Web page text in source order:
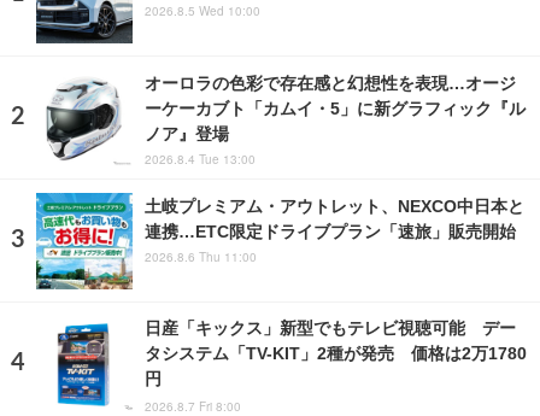
2026.8.5 Wed 10:00
オーロラの色彩で存在感と幻想性を表現…オージ
ーケーカブト「カムイ・5」に新グラフィック『ル
ノア』登場
2026.8.4 Tue 13:00
土岐プレミアム・アウトレット、NEXCO中日本と
連携…ETC限定ドライブプラン「速旅」販売開始
2026.8.6 Thu 11:00
日産「キックス」新型でもテレビ視聴可能 デー
タシステム「TV-KIT」2種が発売 価格は2万1780
円
2026.8.7 Fri 8:00